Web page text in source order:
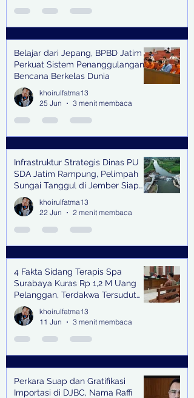
Belajar dari Jepang, BPBD Jatim
Perkuat Sistem Penanggulangan
Bencana Berkelas Dunia
khoirulfatma13
25 Jun
3 menit membaca
Infrastruktur Strategis Dinas PU
SDA Jatim Rampung, Pelimpah
Sungai Tanggul di Jember Siap
Bangkitkan Swasembada Pangan
dan Pengendali Banjir
khoirulfatma13
22 Jun
2 menit membaca
4 Fakta Sidang Terapis Spa
Surabaya Kuras Rp 1,2 M Uang
Pelanggan, Terdakwa Tersudut
oleh Keterangan Saksi Kunci
khoirulfatma13
11 Jun
3 menit membaca
Perkara Suap dan Gratifikasi
Importasi di DJBC, Nama Raffi